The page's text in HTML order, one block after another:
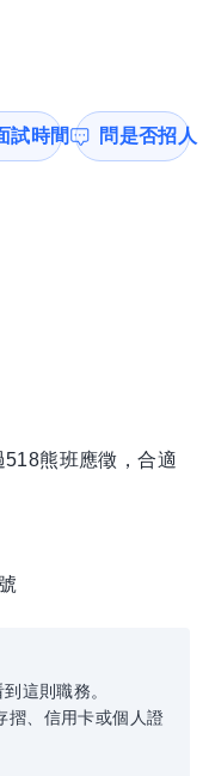
試時間 問是否招人
熊班應徵，合適
這則職務。
摺、信用卡或個人證